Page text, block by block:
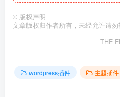
© 版权声明
文章版权归作者所有，未经允许请勿
THE
wordpress插件 主题插件